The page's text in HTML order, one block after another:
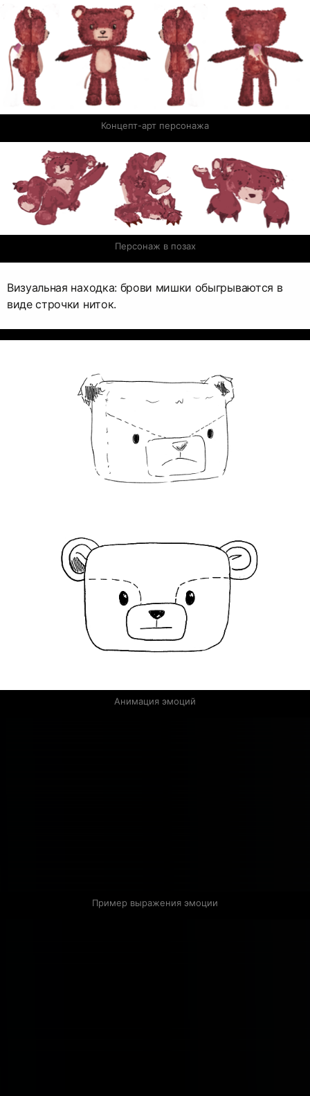
Концепт-арт персонажа
Персонаж в позах
Визуальная находка: брови мишки обыгрываются в
виде строчки ниток.
Анимация эмоций
Пример выражения эмоции